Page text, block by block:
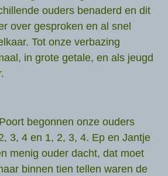
ouders benaderd en dit
over gesproken en al snel
Tot onze verbazing
in grote getale, en als jeugd
begonnen onze ouders
3, 4 en 1, 2, 3, 4. Ep en Jantje
menig ouder dacht, dat moet
binnen tien tellen waren de